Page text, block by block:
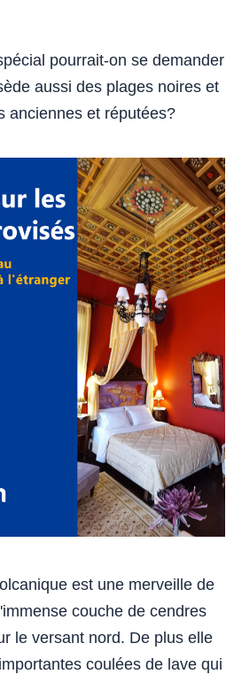
pourrait-on se demander
aussi des plages noires et
anciennes et réputées?
est une merveille de
couche de cendres
le versant nord. De plus elle
coulées de lave qui